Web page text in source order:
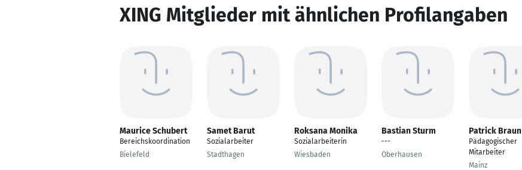
XING Mitglieder mit ähnlichen Profilangaben
Maurice Schubert
Bereichskoordination
Bielefeld
Samet Barut
Sozialarbeiter
Stadthagen
Roksana Monika
Sozialarbeiterin
Wiesbaden
Bastian Sturm
---
Oberhausen
Patrick Braun
Pädagogischer
Mitarbeiter
Mainz